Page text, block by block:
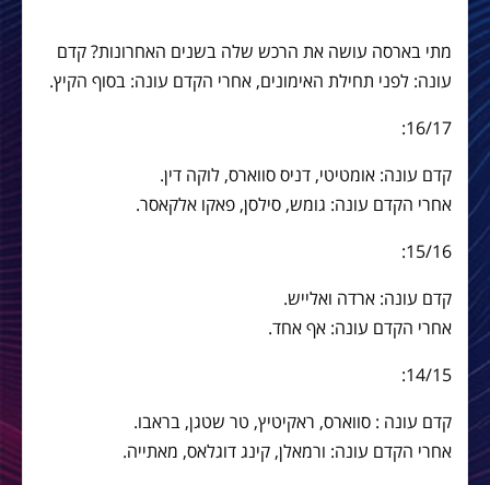
מתי בארסה עושה את הרכש שלה בשנים האחרונות? קדם
עונה: לפני תחילת האימונים, אחרי הקדם עונה: בסוף הקיץ.
16/17:
קדם עונה: אומטיטי, דניס סווארס, לוקה דין.
אחרי הקדם עונה: גומש, סילסן, פאקו אלקאסר.
15/16:
קדם עונה: ארדה ואלייש.
אחרי הקדם עונה: אף אחד.
14/15:
קדם עונה : סווארס, ראקיטיץ, טר שטגן, בראבו.
אחרי הקדם עונה: ורמאלן, קינג דוגלאס, מאתייה.